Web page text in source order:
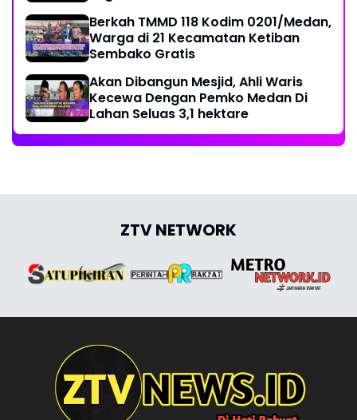
Berkah TMMD 118 Kodim 0201/Medan,
Warga di 21 Kecamatan Ketiban
Sembako Gratis
Akan Dibangun Mesjid, Ahli Waris
Kecewa Dengan Pemko Medan Di
Lahan Seluas 3,1 hektare
ZTV NETWORK